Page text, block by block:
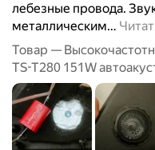
лебезные провода.
металлическим…
Товар —
TS-T280 151W
Вч динамики колонки